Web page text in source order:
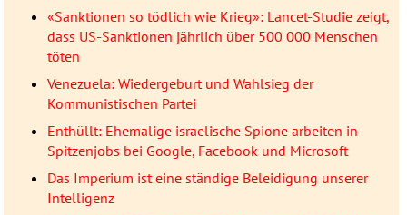
«Sanktionen so tödlich wie Krieg»: Lancet-Studie zeigt,
dass US-Sanktionen jährlich über 500 000 Menschen
töten
Venezuela: Wiedergeburt und Wahlsieg der
Kommunistischen Partei
Enthüllt: Ehemalige israelische Spione arbeiten in
Spitzenjobs bei Google, Facebook und Microsoft
Das Imperium ist eine ständige Beleidigung unserer
Intelligenz